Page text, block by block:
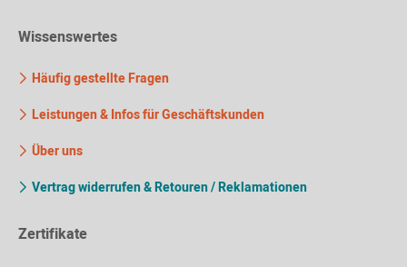
Wissenswertes
Häufig gestellte Fragen
Leistungen & Infos für Geschäftskunden
Über uns
Vertrag widerrufen & Retouren / Reklamationen
Zertifikate